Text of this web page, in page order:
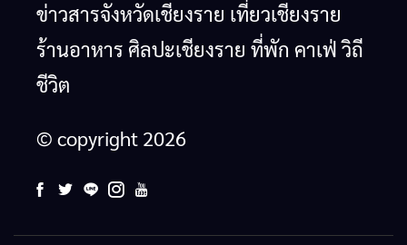
ข่าวสารจังหวัดเชียงราย เที่ยวเชียงราย
ร้านอาหาร ศิลปะเชียงราย ที่พัก คาเฟ่ วิถี
ชีวิต
© copyright 2026